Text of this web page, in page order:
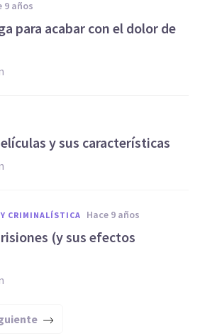
9 años
para acabar con el dolor de
y sus características
CRIMINALÍSTICA hace 9 años
(y sus efectos